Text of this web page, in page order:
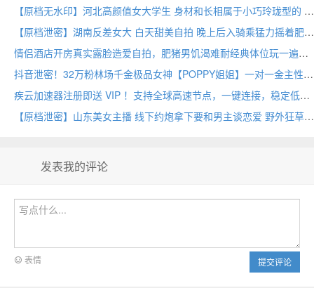
【原档无水印】河北高颜值女大学生 身材和长相属于小巧玲珑型的 看起来超嫩 皮肤很白 第一视角完美露脸[23V/983M]
【原档泄密】湖南反差女大 白天甜美自拍 晚上后入骑乘猛力摇着肥臀双手抓着肉臀后入狂操到身体前后剧烈晃动(7v)
情侣酒店开房真实露脸造爱自拍，肥猪男饥渴难耐经典体位玩一遍，小母狗身材嘎嘎好
抖音泄密！32万粉林场千金极品女神【POPPY姐姐】一对一金主性爱露脸自拍流出(18V)
疾云加速器注册即送 VIP ！支持全球高速节点，一键连接，稳定低延迟，不限速，畅享流畅网络体验
【原档泄密】山东美女主播 线下约炮拿下要和男主谈恋爱 野外狂草真假屌同时进行 长相越清纯私下越反差(11v)
发表我的评论
提交评论
表情